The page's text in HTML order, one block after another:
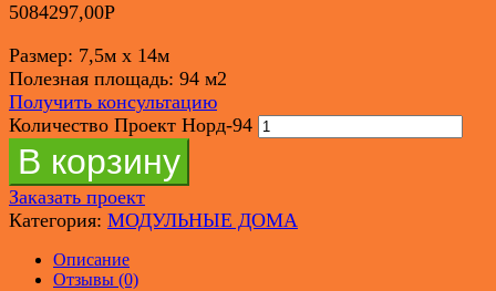
5084297,00Р
Размер: 7,5м х 14м
Полезная площадь: 94 м2
Получить консультацию
Количество Проект Норд-94
В корзину
Заказать проект
Категория: МОДУЛЬНЫЕ ДОМА
Описание
Отзывы (0)